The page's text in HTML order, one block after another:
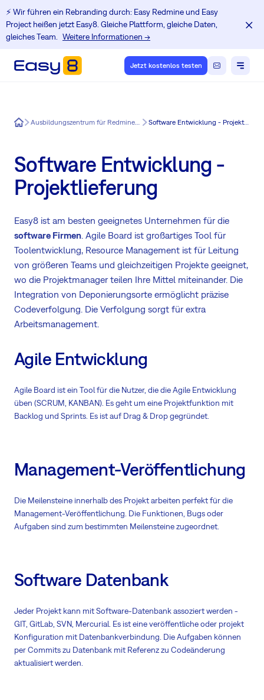
⚡️ Wir führen ein Rebranding durch: Easy Redmine und Easy
Project heißen jetzt Easy8. Gleiche Plattform, gleiche Daten,
gleiches Team.
Weitere Informationen →
Jetzt kostenlos testen
Easy8 Ausbildungszentrum für Redmine-Benutzer Software Entwicklung - Projektlieferung
Software Entwicklung -
Projektlieferung
Easy8 ist am besten geeignetes Unternehmen für die
software Firmen. Agile Board ist großartiges Tool für
Toolentwicklung, Resource Management ist für Leitung
von größeren Teams und gleichzeitigen Projekte geeignet,
wo die Projektmanager teilen Ihre Mittel miteinander. Die
Integration von Deponierungsorte ermöglicht präzise
Codeverfolgung. Die Verfolgung sorgt für extra
Arbeitsmanagement.
Agile Entwicklung
Agile Board ist ein Tool für die Nutzer, die die Agile Entwicklung
üben (SCRUM, KANBAN). Es geht um eine Projektfunktion mit
Backlog und Sprints. Es ist auf Drag & Drop gegründet.
Management-Veröffentlichung
Die Meilensteine innerhalb des Projekt arbeiten perfekt für die
Management-Veröffentlichung. Die Funktionen, Bugs oder
Aufgaben sind zum bestimmten Meilensteine zugeordnet.
Software Datenbank
Jeder Projekt kann mit Software-Datenbank assoziert werden -
GIT, GitLab, SVN, Mercurial. Es ist eine veröffentliche oder projekt
Konfiguration mit Datenbankverbindung. Die Aufgaben können
per Commits zu Datenbank mit Referenz zu Codeänderung
aktualisiert werden.